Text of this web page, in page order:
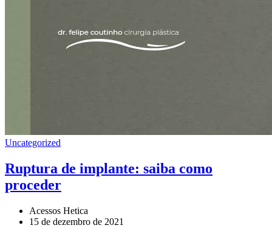
Uncategorized
Ruptura de implante: saiba como
proceder
Acessos Hetica
15 de dezembro de 2021